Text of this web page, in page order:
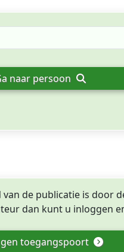
naar persoon
de publicatie is door
dan kunt u inloggen
toegangspoort